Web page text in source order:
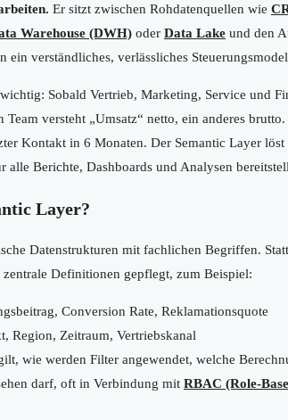
Er sitzt zwischen Rohdatenquellen wie
Warehouse (DWH) oder Data Lake und den
ein verständliches, verlässliches
Sobald Vertrieb, Marketing, Service und
versteht „Umsatz“ netto, ein anderes
Kontakt in 6 Monaten. Der Semantic Layer
alle Berichte, Dashboards und Analysen
Layer?
Datenstrukturen mit fachlichen Begriffen.
Definitionen gepflegt, zum Beispiel:
Conversion Rate, Reklamationsquote
Region, Zeitraum, Vertriebskanal
wie werden Filter angewendet, welche
darf, oft in Verbindung mit RBAC (Role-